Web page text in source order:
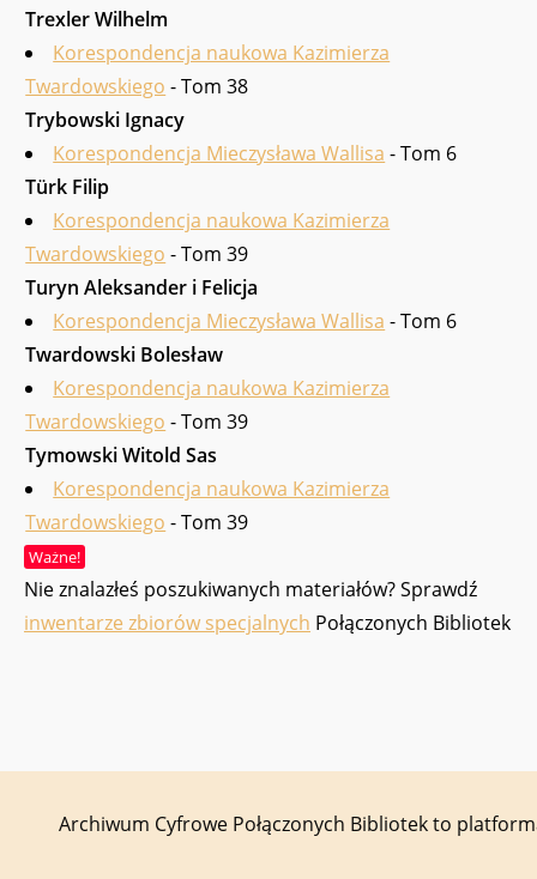
Trexler Wilhelm
Korespondencja naukowa Kazimierza
Twardowskiego - Tom 38
Trybowski Ignacy
Korespondencja Mieczysława Wallisa - Tom 6
Türk Filip
Korespondencja naukowa Kazimierza
Twardowskiego - Tom 39
Turyn Aleksander i Felicja
Korespondencja Mieczysława Wallisa - Tom 6
Twardowski Bo­lesław
Korespondencja naukowa Kazimierza
Twardowskiego - Tom 39
Tymowski Witold Sas
Korespondencja naukowa Kazimierza
Twardowskiego - Tom 39
Ważne!
Nie znalazłeś poszukiwanych materiałów? Sprawdź
inwentarze zbiorów specjalnych Połączonych Bibliotek
Archiwum Cyfrowe Połączonych Bibliotek to